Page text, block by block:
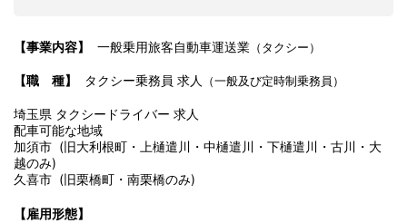
【事業内容】 一般乗用旅客自動車運送業 （タクシー）
【職 種】 タクシー乗務員 求人 （一般及び定時制乗務員）
埼玉県 タクシードライバー 求人
配車可能な地域
加須市 (旧大利根町・上樋遣川・中樋遣川・下樋遣川・古川・大
越のみ)
久喜市 (旧栗橋町・南栗橋のみ)
【雇用形態】